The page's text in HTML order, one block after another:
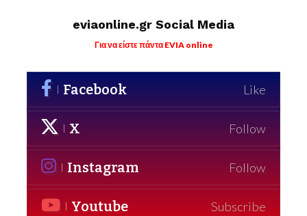
eviaonline.gr Social Media
Για να είστε πάντα EVIA online
Facebook Like
X Follow
Instagram Follow
Youtube Subscribe